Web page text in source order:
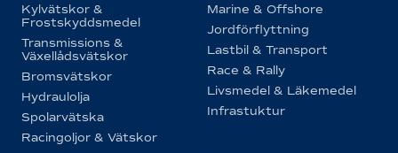
Kylvätskor &
Frostskyddsmedel
Transmissions &
Växellådsvätskor
Bromsvätskor
Hydraulolja
Spolarvätska
Racingoljor & Vätskor
Marine & Offshore
Jordförflyttning
Lastbil & Transport
Race & Rally
Livsmedel & Läkemedel
Infrastuktur